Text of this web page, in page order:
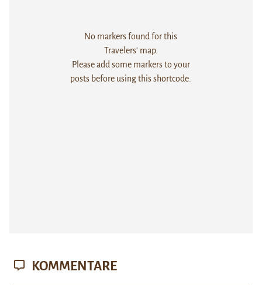
No markers found for this
Travelers' map.
Please add some markers to your
posts before using this shortcode.
KOMMENTARE